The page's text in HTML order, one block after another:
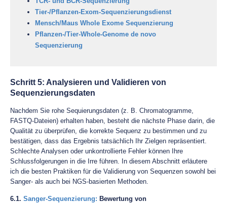
Tier-/Pflanzen-Exom-Sequenzierungsdienst
Mensch/Maus Whole Exome Sequenzierung
Pflanzen-/Tier-Whole-Genome de novo
Sequenzierung
Schritt 5: Analysieren und Validieren von
Sequenzierungsdaten
Nachdem Sie rohe Sequierungsdaten (z. B. Chromatogramme,
FASTQ-Dateien) erhalten haben, besteht die nächste Phase darin, die
Qualität zu überprüfen, die korrekte Sequenz zu bestimmen und zu
bestätigen, dass das Ergebnis tatsächlich Ihr Zielgen repräsentiert.
Schlechte Analysen oder unkontrollierte Fehler können Ihre
Schlussfolgerungen in die Irre führen. In diesem Abschnitt erläutere
ich die besten Praktiken für die Validierung von Sequenzen sowohl bei
Sanger- als auch bei NGS-basierten Methoden.
6.1. Sanger-Sequenzierung: Bewertung von